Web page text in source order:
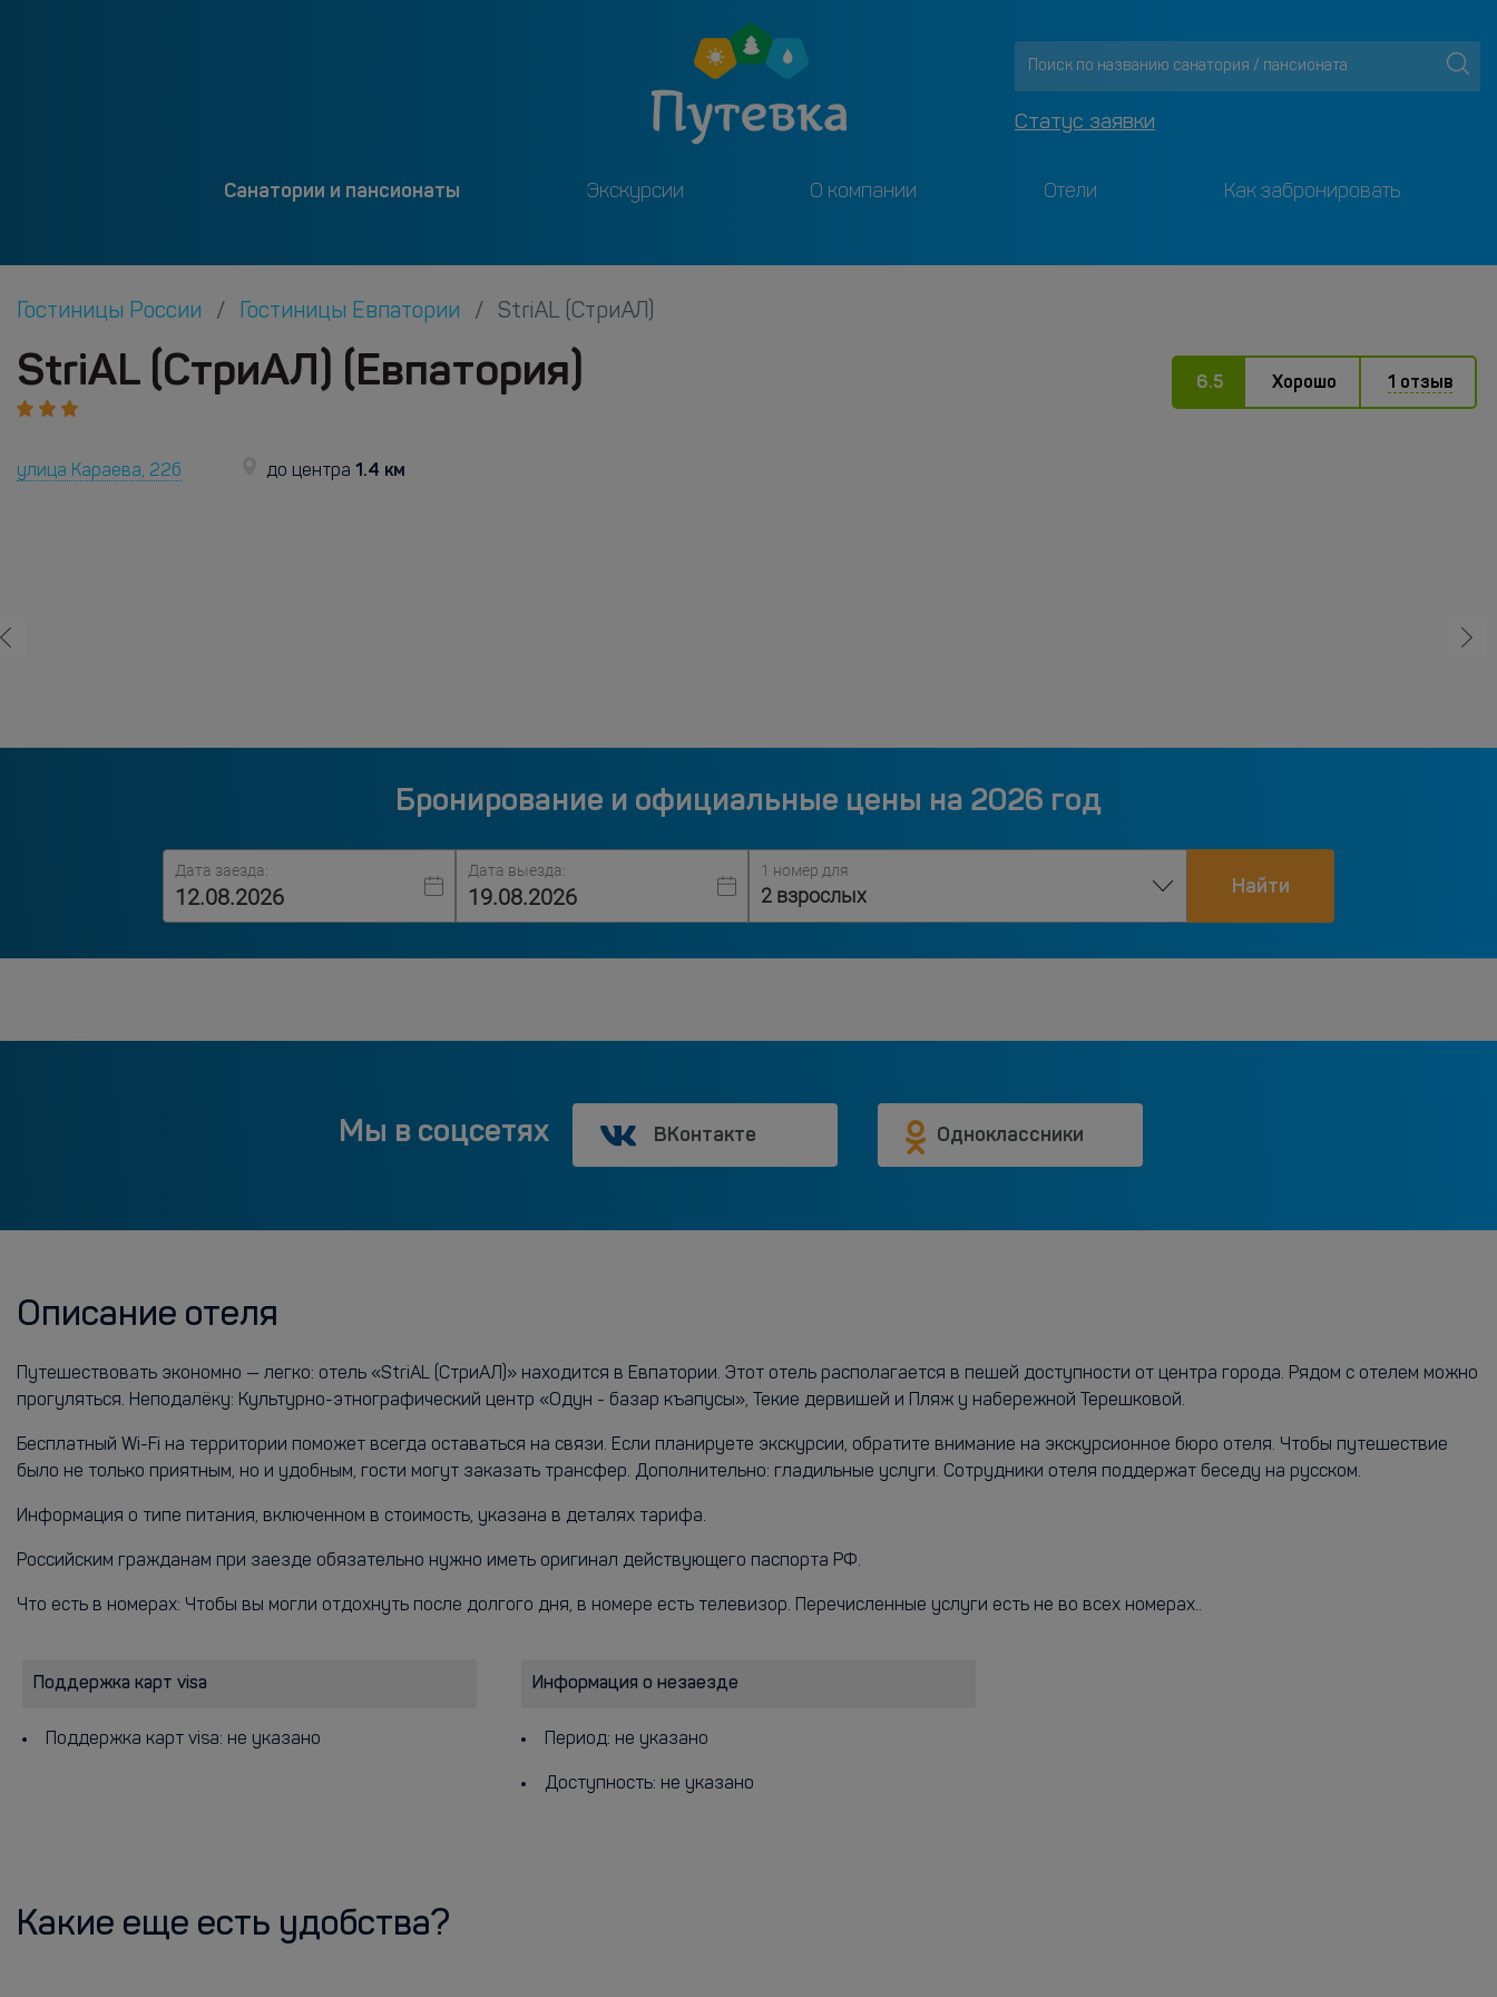
Статус заявки
Санатории и пансионаты Экскурсии О компании Отели Как забронировать
Гостиницы России Гостиницы Евпатории StriAL (СтриАЛ)
StriAL (СтриАЛ) (Евпатория)
улица Караева, 22б до центра 1.4 км
6.5 Хорошо 1 отзыв
Бронирование и официальные цены на 2026 год
Дата заезда: Дата выезда: 1 номер для
2 взрослых Найти
Мы в соцсетях ВКонтакте Одноклассники
Описание отеля
Путешествовать экономно — легко: отель «StriAL (СтриАЛ)» находится в Евпатории. Этот отель располагается в пешей доступности от центра города. Рядом с отелем можно
прогуляться. Неподалёку: Культурно-этнографический центр «Одун - базар къапусы», Текие дервишей и Пляж у набережной Терешковой.
Бесплатный Wi-Fi на территории поможет всегда оставаться на связи. Если планируете экскурсии, обратите внимание на экскурсионное бюро отеля. Чтобы путешествие
было не только приятным, но и удобным, гости могут заказать трансфер. Дополнительно: гладильные услуги. Сотрудники отеля поддержат беседу на русском.
Информация о типе питания, включенном в стоимость, указана в деталях тарифа.
Российским гражданам при заезде обязательно нужно иметь оригинал действующего паспорта РФ.
Что есть в номерах: Чтобы вы могли отдохнуть после долгого дня, в номере есть телевизор. Перечисленные услуги есть не во всех номерах..
Поддержка карт visa
Поддержка карт visa: не указано
Информация о незаезде
Период: не указано
Доступность: не указано
Какие еще есть удобства?